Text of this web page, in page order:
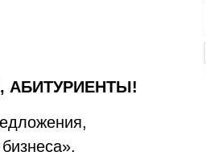
АБИТУРИЕНТЫ!